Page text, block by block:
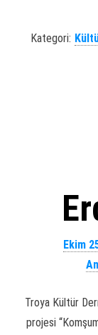
Kategori:
Ekim
Troya Kültür
projesi